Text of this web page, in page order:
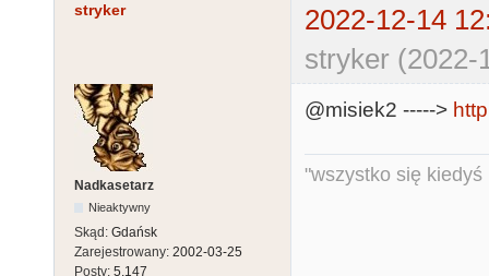
stryker
2022-12-14
stryker (2022-
Nadkasetarz
Nieaktywny
Skąd: Gdańsk
Zarejestrowany: 2002-03-25
Posty: 5,147
@misiek2 ----->
"wszystko się kiedyś